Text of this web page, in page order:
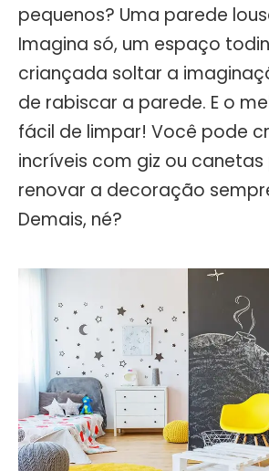
pequenos? Uma parede
Imagina só, um espaço
criançada soltar a
de rabiscar a parede. E o
fácil de limpar! Você pode
incríveis com giz ou
renovar a decoração
Demais, né?